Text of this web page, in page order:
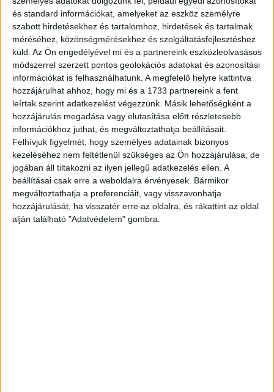
és standard információkat, amelyeket az eszköz személyre
szabott hirdetésekhez és tartalomhoz, hirdetések és tartalmak
méréséhez, közönségmérésekhez és szolgáltatásfejlesztéshez
küld. Az Ön engedélyével mi és a partnereink eszközleolvasásos
módszerrel szerzett pontos geolokációs adatokat és azonosítási
információkat is felhasználhatunk. A megfelelő helyre kattintva
hozzájárulhat ahhoz, hogy mi és a 1733 partnereink a fent
leírtak szerint adatkezelést végezzünk. Másik lehetőségként a
hozzájárulás megadása vagy elutasítása előtt részletesebb
információkhoz juthat, és megváltoztathatja beállításait.
Felhívjuk figyelmét, hogy személyes adatainak bizonyos
kezeléséhez nem feltétlenül szükséges az Ön hozzájárulása, de
jogában áll tiltakozni az ilyen jellegű adatkezelés ellen. A
beállításai csak erre a weboldalra érvényesek. Bármikor
megváltoztathatja a preferenciáit, vagy visszavonhatja
hozzájárulását, ha visszatér erre az oldalra, és rákattint az oldal
alján található "Adatvédelem" gombra.
és a közönség együtt dönt majd.
Egyedülálló ebben a formátumban, hogy a játékosok nem
lesznek elvágva a külvilágtól, a napjaik nagy részét ugyan
a stúdióban töltik, de tarthatják a kapcsolatot
szeretteikkel, használhatják a telefonjukat, mindössze
egyetlen szabály van: a lányok és a fiúk a forgatásokon
kívül nem találkozhatnak egymással.
- Örülök annak, hogy egy újabb nagy sikerű formátumot
hozhatunk el a magyar nézőknek. A játékosok életében ez
egy több hónapon át tartó izgalmas kaland lesz, és bízunk
abban, hogy a közönség végig követi majd ezt a kalandot
a képernyőn a szereplőkkel és Szorcsik Vikivel, aki a TV2
Csoport közelmúltban rendezett castingján megmutatta,
alkalmas a szerelem szakértőjének szerepére – mondta